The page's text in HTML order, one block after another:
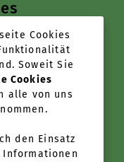
Cookies
Soweit Sie
Cookies
alle von uns
den Einsatz
Informationen